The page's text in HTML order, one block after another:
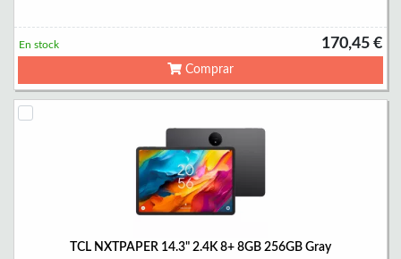
170,45 €
En stock
Comprar
TCL NXTPAPER 14.3" 2.4K 8+ 8GB 256GB Gray